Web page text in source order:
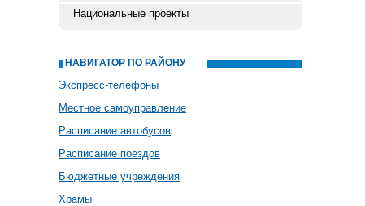
Национальные проекты
НАВИГАТОР ПО РАЙОНУ
Экспресс-телефоны
Местное самоуправление
Расписание автобусов
Расписание поездов
Бюджетные учреждения
Храмы